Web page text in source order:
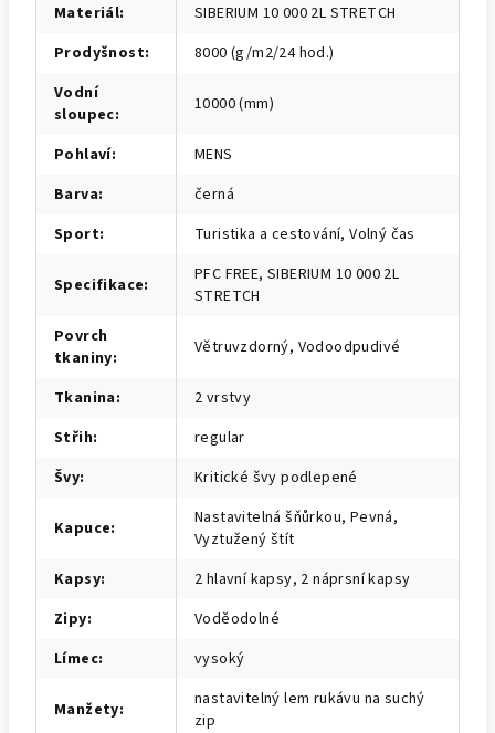
Materiál:
SIBERIUM 10 000 2L STRETCH
Prodyšnost:
8000 (g/m2/24 hod.)
Vodní
sloupec: 10000 (mm)
Pohlaví:
MENS
Barva:
černá
Sport: Turistika a cestování, Volný čas
Specifikace:
PFC FREE, SIBERIUM 10 000 2L
STRETCH
Povrch
tkaniny: Větruvzdorný, Vodoodpudivé
Tkanina:
2 vrstvy
Střih:
regular
Švy: Kritické švy podlepené
Kapuce:
Nastavitelná šňůrkou, Pevná,
Vyztužený štít
Kapsy:
2 hlavní kapsy, 2 náprsní kapsy
Zipy:
Voděodolné
Límec: vysoký
Manžety:
nastavitelný lem rukávu na suchý
zip